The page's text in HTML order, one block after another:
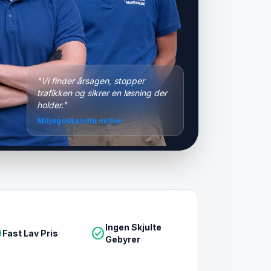
"Vi finder årsagen, stopper
trafikken og sikrer en løsning der
holder."
Miljøgodkendte midler
Fast Lav Pris check_circleIngen Skjulte
Gebyrer